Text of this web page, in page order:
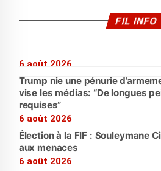
FIL INFO
6 août 2026
Trump nie une pénurie
vise les médias: “De longues
requises”
6 août 2026
Élection à la FIF : Souleymane
aux menaces
6 août 2026